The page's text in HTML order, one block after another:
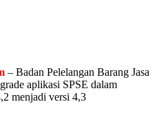
– Badan Pelelangan Barang Jasa
aplikasi SPSE dalam
menjadi versi 4,3